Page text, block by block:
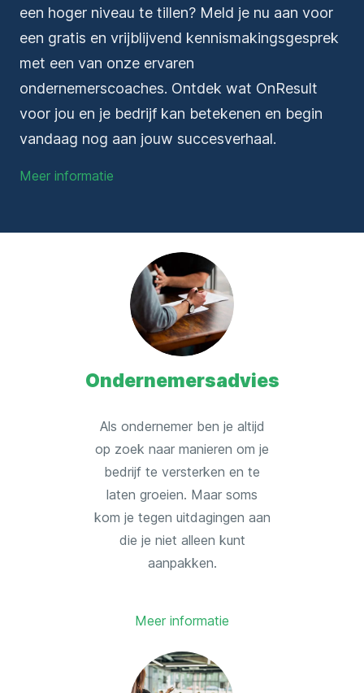
een hoger niveau te tillen? Meld je nu aan voor
een gratis en vrijblijvend kennismakingsgesprek
met een van onze ervaren
ondernemerscoaches. Ontdek wat OnResult
voor jou en je bedrijf kan betekenen en begin
vandaag nog aan jouw succesverhaal.
Meer informatie
Ondernemersadvies
Als ondernemer ben je altijd
op zoek naar manieren om je
bedrijf te versterken en te
laten groeien. Maar soms
kom je tegen uitdagingen aan
die je niet alleen kunt
aanpakken.
Meer informatie